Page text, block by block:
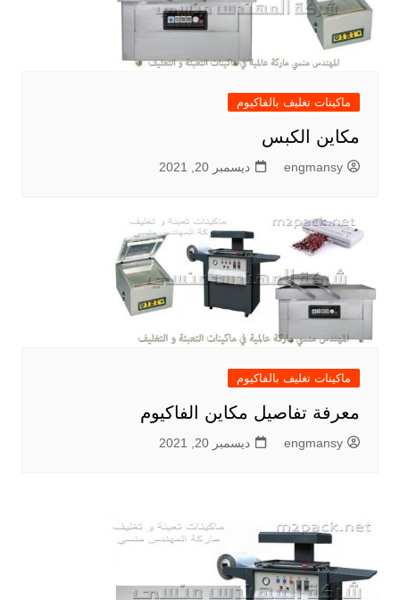
ماكينات تغليف بالفاكيوم
مكاين الكبس
engmansy ديسمبر 20, 2021
ماكينات تغليف بالفاكيوم
معرفة تفاصيل مكاين الفاكيوم
engmansy ديسمبر 20, 2021